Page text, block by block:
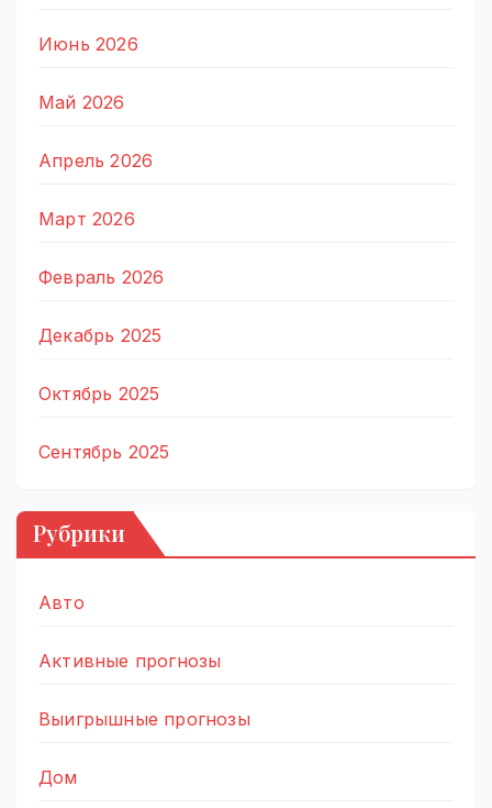
Июнь 2026
Май 2026
Апрель 2026
Март 2026
Февраль 2026
Декабрь 2025
Октябрь 2025
Сентябрь 2025
Рубрики
Авто
Активные прогнозы
Выигрышные прогнозы
Дом